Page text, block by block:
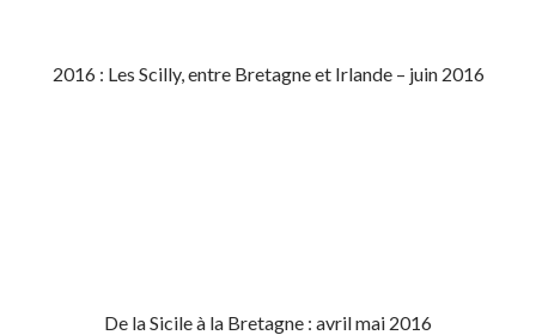
2016 : Les Scilly, entre Bretagne et Irlande – juin 2016
De la Sicile à la Bretagne : avril mai 2016